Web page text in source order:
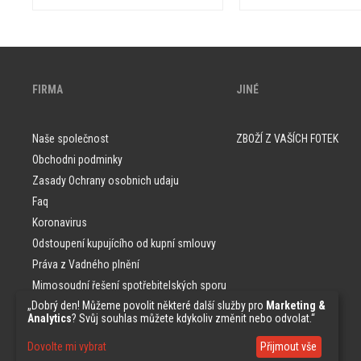
FIRMA
Naše společnost
Obchodni podminky
Zasady Ochrany osobnich udaju
Faq
Koronavirus
Odstoupení kupujícího od kupní smlouvy
Práva z Vadného plnění
Mimosoudní řešení spotřebitelských sporu
Vzorky tapet
JINÉ
ZBOŽÍ Z VAŠÍCH FOTEK
„Dobrý den! Můžeme povolit některé další služby pro Marketing &
Analytics? Svůj souhlas můžete kdykoliv změnit nebo odvolat.“
Dovolte mi vybrat Přijmout vše